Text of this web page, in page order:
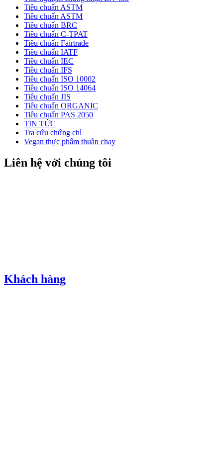
Tiêu chuẩn ASTM
Tiêu chuẩn ASTM
Tiêu chuẩn BRC
Tiêu chuẩn C-TPAT
Tiêu chuẩn Fairtrade
Tiêu chuẩn IATF
Tiêu chuẩn IEC
Tiêu chuẩn IFS
Tiêu chuẩn ISO 10002
Tiêu chuẩn ISO 14064
Tiêu chuẩn JIS
Tiêu chuẩn ORGANIC
Tiêu chuẩn PAS 2050
TIN TỨC
Tra cứu chứng chỉ
Vegan thực phẩm thuần chay
Liên hệ với chúng tôi
Khách hàng